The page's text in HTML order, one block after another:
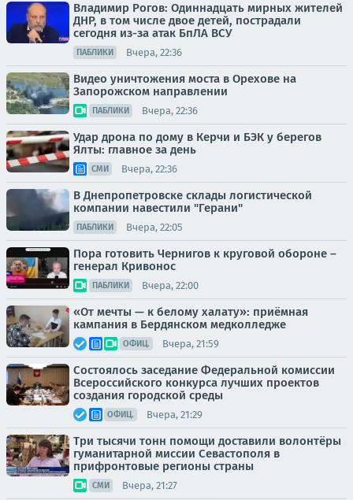
Владимир Рогов: Одиннадцать мирных жителей
ДНР, в том числе двое детей, пострадали
сегодня из-за атак БпЛА ВСУ
ПАБЛИКИ Вчера, 22:36
Видео уничтожения моста в Орехове на
Запорожском направлении
ПАБЛИКИ Вчера, 22:36
Удар дрона по дому в Керчи и БЭК у берегов
Ялты: главное за день
СМИ Вчера, 22:36
В Днепропетровске склады логистической
компании навестили "Герани"
ПАБЛИКИ Вчера, 22:05
Пора готовить Чернигов к круговой обороне –
генерал Кривонос
ПАБЛИКИ Вчера, 22:00
«От мечты — к белому халату»: приёмная
кампания в Бердянском медколледже
ОФИЦ. Вчера, 21:59
Состоялось заседание Федеральной комиссии
Всероссийского конкурса лучших проектов
создания городской среды
ОФИЦ. Вчера, 21:29
Три тысячи тонн помощи доставили волонтёры
гуманитарной миссии Севастополя в
прифронтовые регионы страны
СМИ Вчера, 21:27